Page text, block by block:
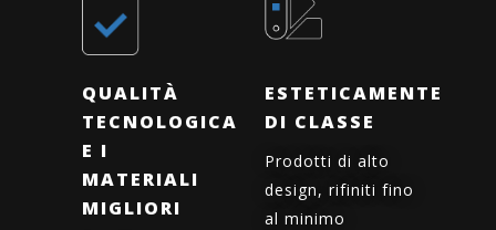
QUALITÀ
TECNOLOGICA
E I
MATERIALI
MIGLIORI
ESTETICAMENTE
DI CLASSE
Prodotti di alto
design, rifiniti fino
al minimo